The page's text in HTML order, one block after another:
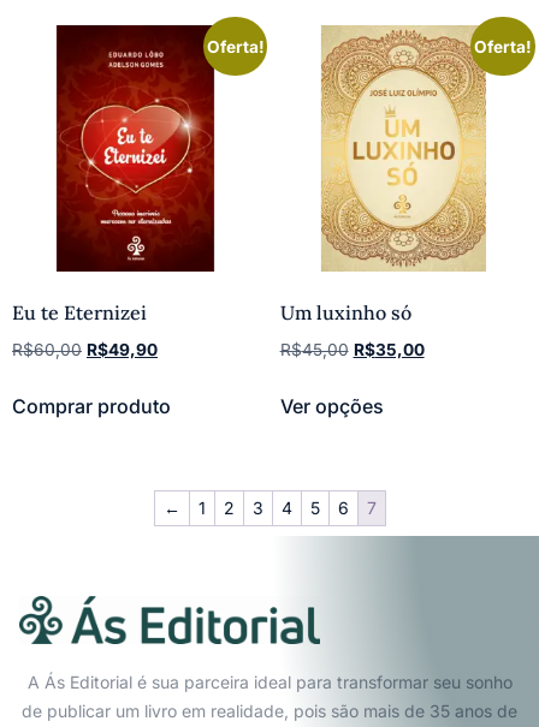
Oferta!
Eu te Eternizei
R$60,00 R$49,90
Comprar produto
Oferta!
Um luxinho só
R$45,00 R$35,00
Ver opções
← 1 2 3 4 5 6 7
A Ás Editorial é sua parceira ideal para transformar seu sonho
de publicar um livro em realidade, pois são mais de 35 anos de